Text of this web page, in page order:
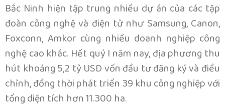
Bắc Ninh hiện tập trung nhiều dự án của các tập
đoàn công nghệ và điện tử như Samsung, Canon,
Foxconn, Amkor cùng nhiều doanh nghiệp công
nghệ cao khác. Hết quý I năm nay, địa phương thu
hút khoảng 5,2 tỷ USD vốn đầu tư đăng ký và điều
chỉnh, đồng thời phát triển 39 khu công nghiệp với
tổng diện tích hơn 11.300 ha.